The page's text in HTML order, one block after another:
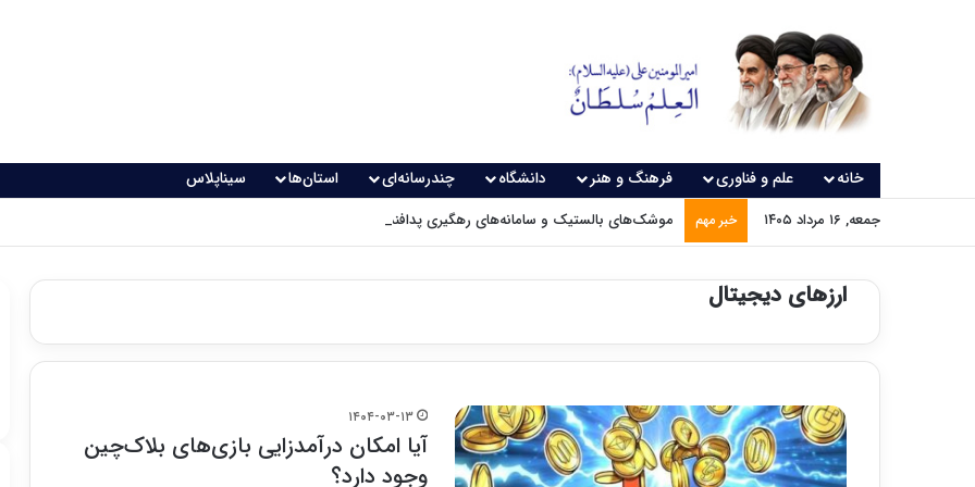
خانه علم و فناوری فرهنگ و هنر دانشگاه چندرسانه‌ای استان‌ها سیناپلاس
جمعه, ۱۶ مرداد ۱۴۰۵ خبر مهم موشک‌های بالستیک و سامانه‌های رهگیری پدافندی چگونه کار می کنند؟
ارزهای دیجیتال
۱۴۰۴-۰۳-۱۳
آیا امکان درآمدزایی بازی‌های بلاک‌چین
وجود دارد؟